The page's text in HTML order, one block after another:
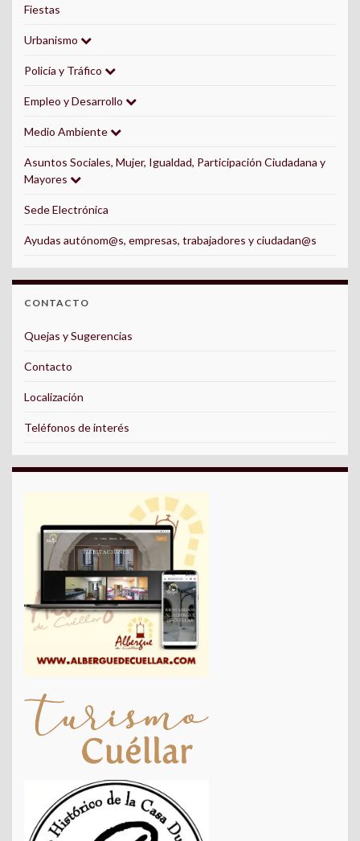
Fiestas
Urbanismo
Policía y Tráfico
Empleo y Desarrollo
Medio Ambiente
Asuntos Sociales, Mujer, Igualdad, Participación Ciudadana y
Mayores
Sede Electrónica
Ayudas autónom@s, empresas, trabajadores y ciudadan@s
CONTACTO
Quejas y Sugerencias
Contacto
Localización
Teléfonos de interés